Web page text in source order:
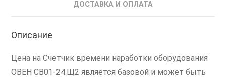
ДОСТАВКА И ОПЛАТА
Описание
Цена на Счетчик времени наработки оборудования
ОВЕН СВ01-24.Щ2 является базовой и может быть